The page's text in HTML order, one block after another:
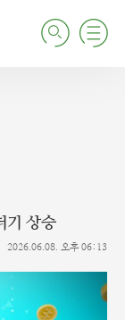
검
주
기 상승
2026.06.08. 오후 06:13